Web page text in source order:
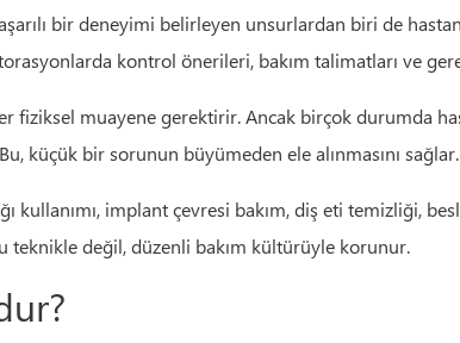
bir deneyimi belirleyen unsurlardan biri de
kontrol önerileri, bakım talimatları ve
fiziksel muayene gerektirir. Ancak birçok durumda
küçük bir sorunun büyümeden ele alınmasını sağlar.
kullanımı, implant çevresi bakım, diş eti temizliği,
teknikle değil, düzenli bakım kültürüyle korunur.